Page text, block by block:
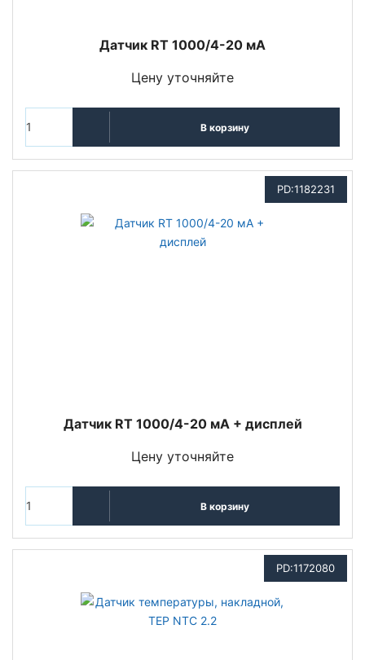
Датчик RT 1000/4-20 мА
Цену уточняйте
В корзину
PD:1182231
Датчик RT 1000/4-20 мА + дисплей
Цену уточняйте
В корзину
PD:1172080